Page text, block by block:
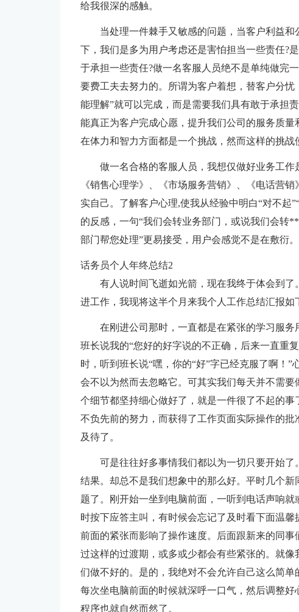
给我很深的感触。
当处理一件棘手又敏感的问题，当客户利益
下，我们是多为用户考虑还是害怕担当一些责任?
于承担一些责任?做一名客服人员绝不是单纯做完
要费工夫去努力的。所谓为客户着想，替客户分
能理解”就可以完成，而是需要我们具有敢于承担
能真正为客户完成心愿，提升我们公司的服务质
在体力和智力方面都是一个挑战，然而这样的挑战
做一名合格的客服人员，我想仅做好业务工
《销售心理学》、《市场服务营销》、《电话营
实自己。了解客户心理,使我从经验中明白“对不起
的反感，一句“我们会转业务部门，或说我们会转
部门帮您处理”更易接受，用户会感觉不是在敷衍。
话务员个人年终总结2
有人说时间飞逝如光箭，现在我终于体会到
进工作，我现将这半个月来我个人工作总结汇报如
在刚进公司那时，一直都是在紧张的学习服
班长说我的“您好的好字说的不正确，后来一直重
时，听到班长说“嘿，你的“好”字已经克服了啊！
会不以为然而去忽略它。可其实我们每天并不需
个细节都坚持细心做好了，就是一件很了不起的
不负先前的努力，而获得了工作页面实际操作的
及待了。
可是往往好多事情我们都以为一切只要开始
结果。却总不是我们想象中的那么好。平时几个
题了。刚开始一坐到电脑前面，一听到电话声响
时按下应答主叫，有时候会忘记了及时看下面温
前面的紧张而影响了操作速度。后面跟新来的同
过这样的过渡期，或多或少都会有些紧张的。就
们做不好的。是的，我绝对不会允许自己这么简
每次坐电脑前面的时候就深呼一口气，然后调整
程序也就自然而然了。